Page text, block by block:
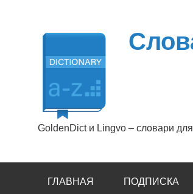
GoldenDict и Lingvo – словари
ГЛАВНАЯ ПОДПИСКА